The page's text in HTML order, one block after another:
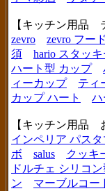
【キッチン用品
zevro
zevro フー
須
hario スタッキ
ハート型 カップ
ィーカップ
ティ
カップ ハート
ハ
【キッチン用品
インペリア パス
ボ
salus
クッキ
ドルチェ シリコン
ン
マーブルコー